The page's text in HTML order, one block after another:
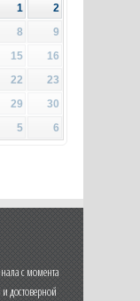
1
2
8
9
15
16
22
23
29
30
5 6
с момента
достоверной